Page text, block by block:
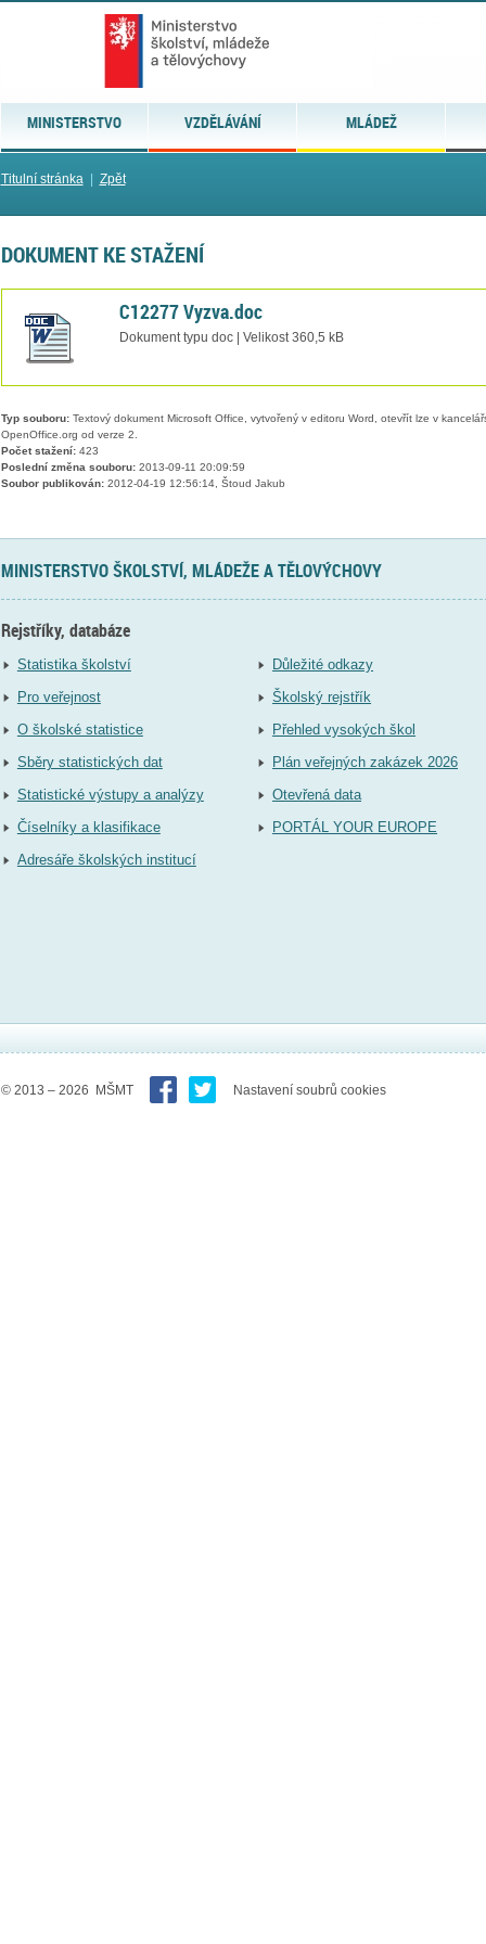
MINISTERSTVO VZDĚLÁVÁNÍ MLÁDEŽ
Titulní stránka| Zpět
DOKUMENT KE STAŽENÍ
C12277 Vyzva.doc
Dokument typu doc | Velikost 360,5 kB
Typ souboru:Textový dokument Microsoft Office, vytvořený v editoru Word, otevřít lze v
OpenOffice.org od verze 2.
Počet stažení:423
Poslední změna souboru:2013-09-11 20:09:59
Soubor publikován:2012-04-19 12:56:14, Štoud Jakub
MINISTERSTVO ŠKOLSTVÍ, MLÁDEŽE A TĚLOVÝCHOVY
Rejstříky, databáze
Statistika školství
Pro veřejnost
O školské statistice
Sběry statistických dat
Statistické výstupy a analýzy
Číselníky a klasifikace
Adresáře školských institucí
Důležité odkazy
Školský rejstřík
Přehled vysokých škol
Plán veřejných zakázek 2026
Otevřená data
PORTÁL YOUR EUROPE
© 2013 – 2026 MŠMT Nastavení soubrů cookies